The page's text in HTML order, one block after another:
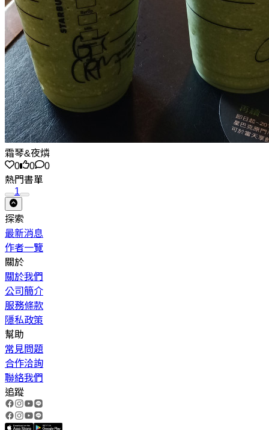
霜琴&夜燐
0
0
0
熱門書單
1
探索
最新消息
作者一覽
關於
關於我們
公司簡介
服務條款
隱私政策
幫助
常見問題
合作洽詢
聯絡我們
追蹤